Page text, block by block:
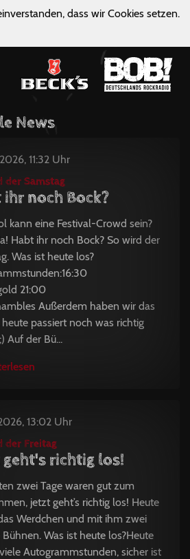
dass wir Cookies setzen.
News
11:32 Uhr
der Samstag
ihr noch Bock?
kann eine Festival-Crowd sein?
Habt ihr noch Bock? So wird der
Was ist heute los?
21:00
Außerdem haben wir das
passiert noch was richtig
Auf der Bü...
13:02 Uhr
der Freitag
geht's richtig los!
zwei Tage waren gut zum
jetzt geht’s richtig los! Heute
Werdchen und mit ihm zwei
Was ist heute los?Heute
Autogrammstunden, sicher ist